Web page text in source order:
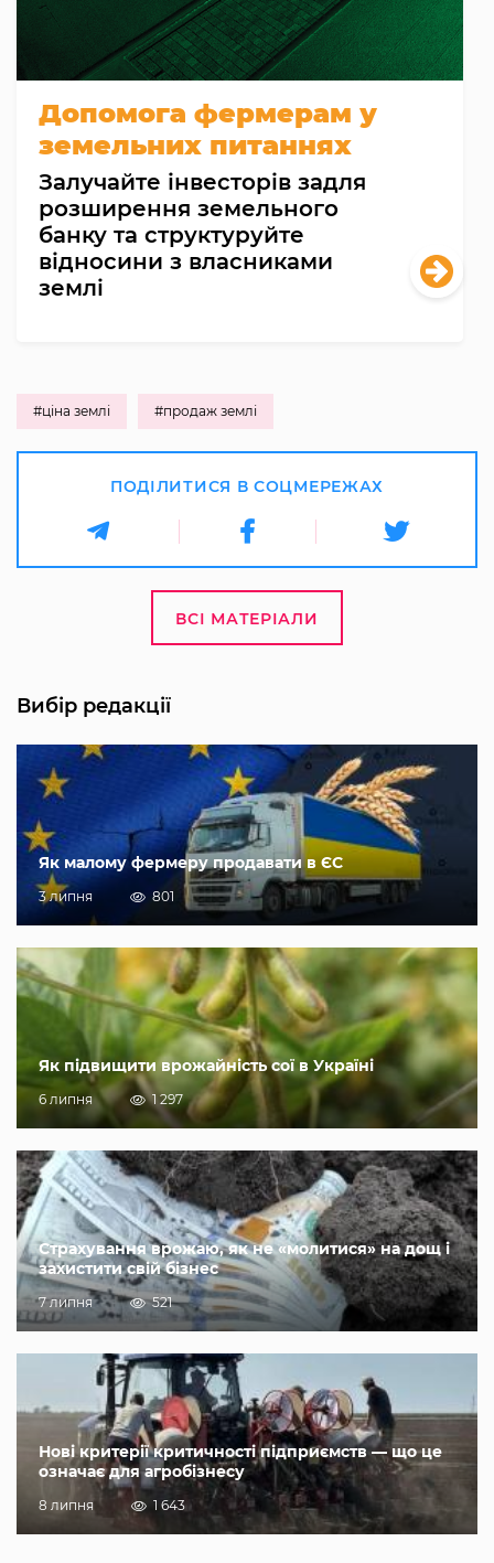
Допомога фермерам у
земельних питаннях
Залучайте інвесторів задля
розширення земельного
банку та структуруйте
відносини з власниками
землі
#ціна землі #продаж землі
ПОДІЛИТИСЯ В СОЦМЕРЕЖАХ
ВСІ МАТЕРІАЛИ
Вибір редакції
Як малому фермеру продавати в ЄС
3 липня 801
Як підвищити врожайність сої в Україні
6 липня 1 297
Страхування врожаю, як не «молитися» на дощ і
захистити свій бізнес
7 липня 521
Нові критерії критичності підприємств — що це
означає для агробізнесу
8 липня 1 643